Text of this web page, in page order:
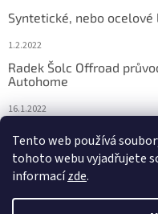
Tento web používá
tohoto webu vyjadřujete
informacízde.
Syntetické, nebo ocelové
1.2.2022
Radek Šolc Offroad
Autohome
16.1.2022
4.2.2021